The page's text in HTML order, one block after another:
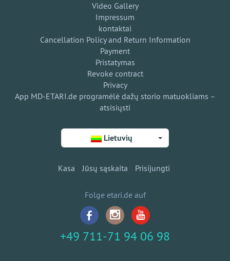
Video Gallery
Impressum
kontaktai
Cancellation Policy and Return Information
Payment
Pristatymas
Revoke contract
Privacy
App MD-ETARI.de programėlė dažų storio matuokliams –
atsisiųsti
Lietuvių
Kasa Jūsų sąskaita Prisijungti
Folge etari.de auf
+49 711-71 94 06 98